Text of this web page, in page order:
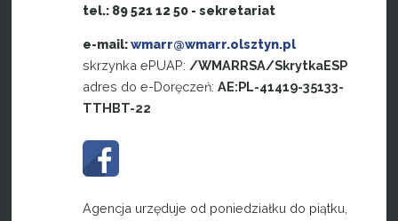
tel.: 89 521 12 50 - sekretariat
e-mail:wmarr@wmarr.olsztyn.pl
skrzynka ePUAP: /WMARRSA/SkrytkaESP
adres do e-Doręczeń:AE:PL-41419-35133-
TTHBT-22
Agencja urzęduje od poniedziałku do piątku,